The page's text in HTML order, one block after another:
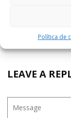
Política de
¡¡¡
LEAVE A